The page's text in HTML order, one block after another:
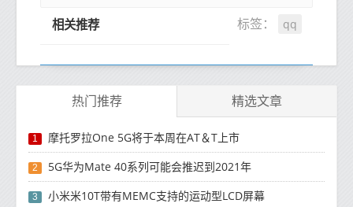
标签： qq
相关推荐
热门推荐 精选文章
1 摩托罗拉One 5G将于本周在AT＆T上市
2 5G华为Mate 40系列可能会推迟到2021年
3 小米米10T带有MEMC支持的运动型LCD屏幕